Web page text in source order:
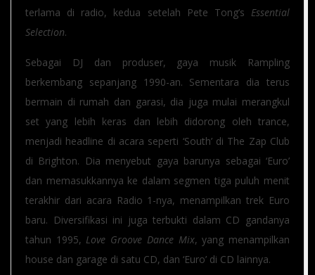
terlama di radio, kedua setelah Pete Tong’s Essential
Selection.
Sebagai DJ dan produser, gaya musik Rampling
berkembang sepanjang 1990-an. Sementara dia terus
bermain di rumah dan garasi, dia juga mulai merangkul
set yang lebih keras dan lebih didorong oleh trance,
menjadi headline di acara seperti ‘South’ di The Zap Club
di Brighton. Dia menyebut gaya barunya sebagai ‘Euro’
dan memasukkannya ke dalam segmen tiga puluh menit
terakhir dari acara Radio 1-nya, menampilkan trek Euro
baru. Diversifikasi ini juga terbukti dalam CD gandanya
tahun 1995, Love Groove Dance Mix, yang menampilkan
house dan garage di satu CD, dan ‘Euro’ di CD lainnya.